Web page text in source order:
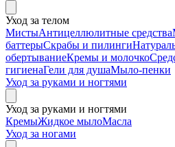
Уход за телом
МистыАнтицеллюлитные средства
баттерыСкрабы и пилинги
обертываниеКремы и молочко
гигиенаГели для душаМыло-пенки
Уход за руками и ногтями
Уход за руками и ногтями
КремыЖидкое мылоМасла
Уход за ногами